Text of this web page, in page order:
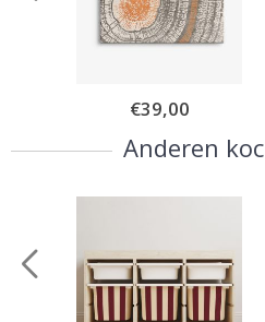
Special
Price
€39,00
Anderen